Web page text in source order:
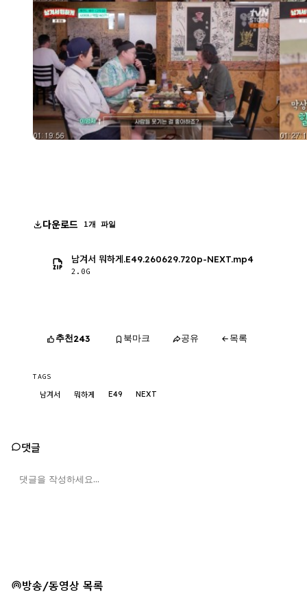
다운로드 1개 파일
남겨서 뭐하게.E49.260629.720p-NEXT.mp4
2.0G
추천243 북마크 공유 목록
TAGS
남겨서 뭐하게 E49 NEXT
댓글
방송/동영상 목록